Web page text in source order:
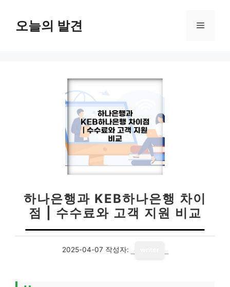
오늘의 발견 메
하나은행과 KEB하나은행 차이
점 | 수수료와 고객 지원 비교
2025-04-07 작성자: